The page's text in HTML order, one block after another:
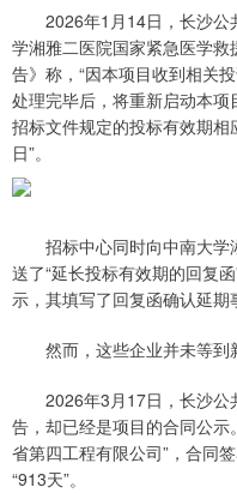
2026年1月14日，长沙公
学湘雅二医院国家紧急医学
告》称，“因本项目收到相关
处理完毕后，将重新启动本项
招标文件规定的投标有效期
日”。
招标中心同时向中南大学
送了“延长投标有效期的回复
示，其填写了回复函确认延期
然而，这些企业并未等到
2026年3月17日，长沙公
告，却已经是项目的合同公
省第四工程有限公司”，合同
“913天”。